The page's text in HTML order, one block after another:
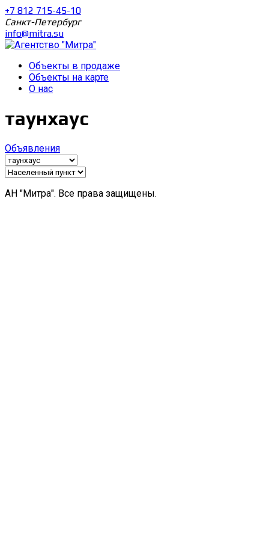
+7 812 715-45-10
Санкт-Петербург
info@mitra.su
Объекты в продаже
Объекты на карте
О нас
таунхаус
Объявления
АН "Митра". Все права защищены.